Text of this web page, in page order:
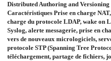
Distributed Authoring and Versioning
Caractéristiques Prise en charge
charge du protocole LDAP, wake on
Syslog, alerte messagerie, prise en
vers de nouveaux micrologiciels,
protocole STP (Spanning Tree
téléchargement, partage de fichiers,